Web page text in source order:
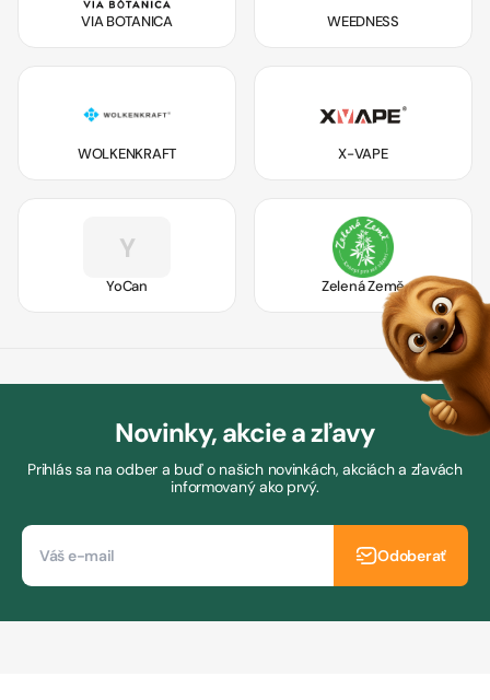
VIA BOTANICA WEEDNESS
WOLKENKRAFT X-VAPE
Y
YoCan Zelená Země
Novinky, akcie a zľavy
Prihlás sa na odber a buď o našich novinkách, akciách a zľavách
informovaný ako prvý.
Odoberať